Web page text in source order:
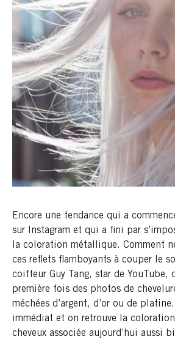
Encore une tendance qui a
sur Instagram et qui a fini par
la coloration métallique. Comment
ces reflets flamboyants à couper le
coiffeur Guy Tang, star de YouTube,
première fois des photos de
méchées d’argent, d’or ou de
immédiat et on retrouve la
cheveux associée aujourd’hui aussi